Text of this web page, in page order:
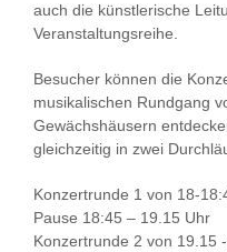
auch die künstlerische
Veranstaltungsreihe.
Besucher können die
musikalischen Rundgang
Gewächshäusern
gleichzeitig in zwei
Konzertrunde 1 von 18-
Pause 18:45 – 19.15 Uhr
Konzertrunde 2 von 19.15